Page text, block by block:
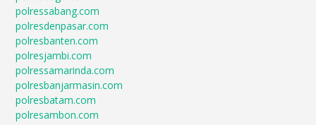
polressabang.com
polresdenpasar.com
polresbanten.com
polresjambi.com
polressamarinda.com
polresbanjarmasin.com
polresbatam.com
polresambon.com